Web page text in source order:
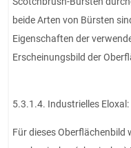
beide Arten von Bürsten
Eigenschaften der
Erscheinungsbild der
5.3.1.4. Industrielles Eloxal:
Für dieses Oberflächenbild